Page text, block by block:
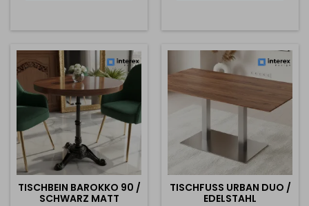
und sorgt für die Stabilität
Abmessungen des unteren
Fußes betragen 440 x 440
mm. Die...
handwerklichen Charakter
stabil, langlebig und für
kleinere und mittelgroße...
TISCHBEIN BAROKKO 90 /
SCHWARZ MATT
TISCHFUSS URBAN DUO / E
DELSTAHL